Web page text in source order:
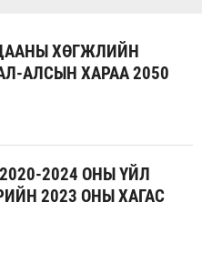
ХӨГЖЛИЙН
АЛСЫН ХАРАА 2050
2024 ОНЫ ҮЙЛ
2023 ОНЫ ХАГАС